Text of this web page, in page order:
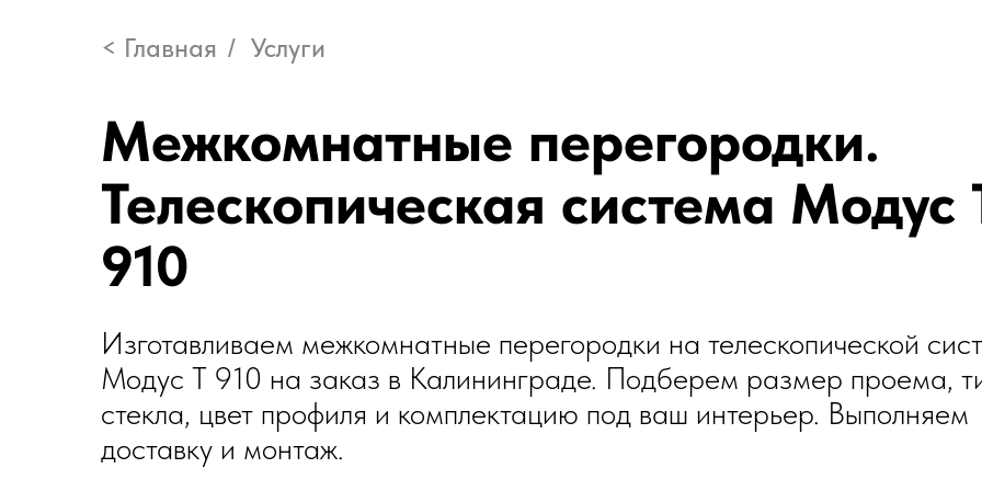
< Главная / Услуги
Межкомнатные перегородки.
Телескопическая система Модус
910
Изготавливаем межкомнатные перегородки на телескопической
Модус T 910 на заказ в Калининграде. Подберем размер проема,
стекла, цвет профиля и комплектацию под ваш интерьер. Выполняем
доставку и монтаж.